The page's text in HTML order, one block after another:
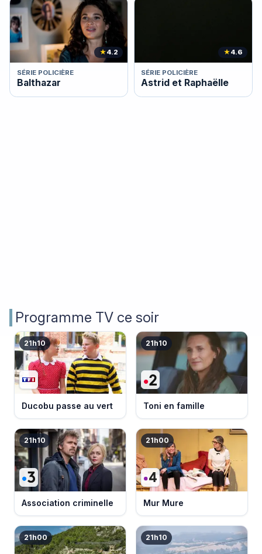
★4.2
SÉRIE POLICIÈRE
Balthazar
★4.6
SÉRIE POLICIÈRE
Astrid et Raphaëlle
Programme TV ce soir
21h10
Ducobu passe au vert
21h10
Toni en famille
21h10
Association criminelle
21h00
Mur Mure
21h00 21h10